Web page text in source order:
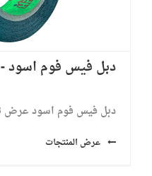
دبل فيس فوم اسود - 3 سم
دبل فيس فوم اسود عرض 3 سم طول 5 متر ​1 مللي
عرض المنتجات